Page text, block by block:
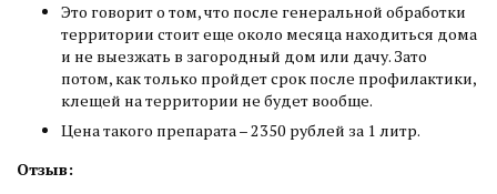
Это говорит о том, что после генеральной обработки
территории стоит еще около месяца находиться дома
и не выезжать в загородный дом или дачу. Зато
потом, как только пройдет срок после профилактики,
клещей на территории не будет вообще.
Цена такого препарата – 2350 рублей за 1 литр.
Отзыв: